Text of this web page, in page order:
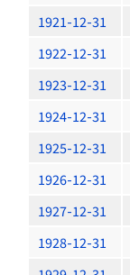
1921-12-31
1922-12-31
1923-12-31
1924-12-31
1925-12-31
1926-12-31
1927-12-31
1928-12-31